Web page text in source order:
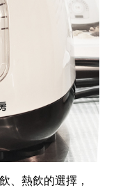
、熱飲的選擇，